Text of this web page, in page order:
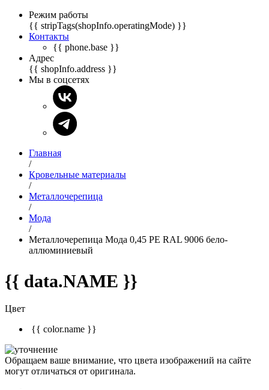
Режим работы
{{ stripTags(shopInfo.operatingMode) }}
Контакты
{{ phone.base }}
Адрес
{{ shopInfo.address }}
Мы в соцсетях
Главная
/
Кровельные материалы
/
Металлочерепица
/
Мода
/
Металлочерепица Мода 0,45 PE RAL 9006 бело-
аллюминиевый
{{ data.NAME }}
Цвет
{{ color.name }}
Обращаем ваше внимание, что цвета изображений на сайте
могут отличаться от оригинала.